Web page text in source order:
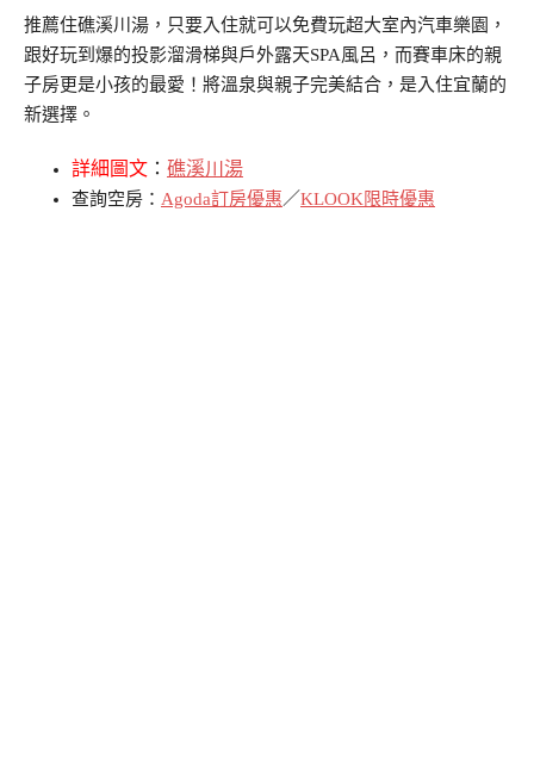
推薦住礁溪川湯，只要入住就可以免費玩超大室內汽車樂園，
跟好玩到爆的投影溜滑梯與戶外露天SPA風呂，而賽車床的親
子房更是小孩的最愛！將溫泉與親子完美結合，是入住宜蘭的
新選擇。
詳細圖文 ： 礁溪川湯
查詢空房： Agoda訂房優惠／KLOOK限時優惠